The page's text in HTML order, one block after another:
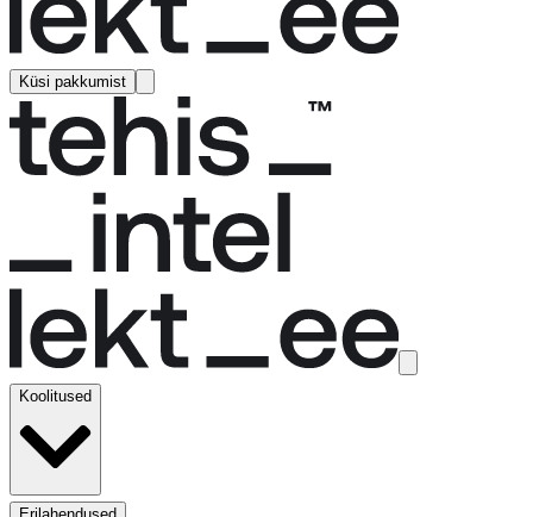
Küsi pakkumist
Koolitused